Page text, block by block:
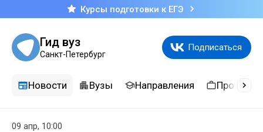
Курсы подготовки к ЕГЭ
Гид вуз
Санкт-Петербург
Подписаться
Новости Вузы Направления
09 апр, 10:00